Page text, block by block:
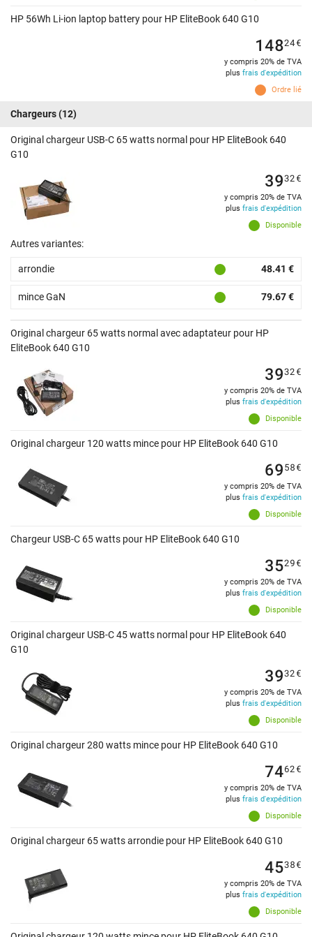
HP 56Wh Li-ion laptop battery pour HP EliteBook 640 G10
Ordre lié
14824€
y compris 20% de TVA
plus frais d'expédition
Chargeurs(12)
Original chargeur USB-C 65 watts normal pour HP EliteBook 640
G10
Disponible
3932€
y compris 20% de TVA
plus frais d'expédition
Autres variantes:
arrondie 48.41 €
mince GaN 79.67 €
Original chargeur 65 watts normal avec adaptateur pour HP
EliteBook 640 G10
Disponible
3932€
y compris 20% de TVA
plus frais d'expédition
Original chargeur 120 watts mince pour HP EliteBook 640 G10
Disponible
6958€
y compris 20% de TVA
plus frais d'expédition
Chargeur USB-C 65 watts pour HP EliteBook 640 G10
Disponible
3529€
y compris 20% de TVA
plus frais d'expédition
Original chargeur USB-C 45 watts normal pour HP EliteBook 640
G10
Disponible
3932€
y compris 20% de TVA
plus frais d'expédition
Original chargeur 280 watts mince pour HP EliteBook 640 G10
Disponible
7462€
y compris 20% de TVA
plus frais d'expédition
Original chargeur 65 watts arrondie pour HP EliteBook 640 G10
Disponible
4538€
y compris 20% de TVA
plus frais d'expédition